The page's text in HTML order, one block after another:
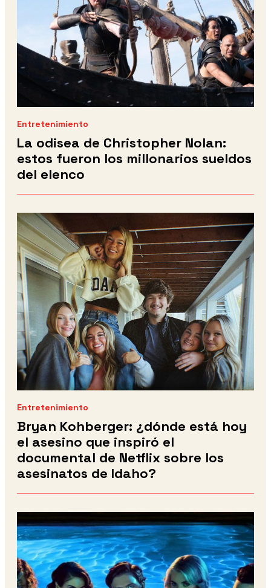
Entretenimiento
La odisea de Christopher Nolan:
estos fueron los millonarios sueldos
del elenco
Entretenimiento
Bryan Kohberger: ¿dónde está hoy
el asesino que inspiró el
documental de Netflix sobre los
asesinatos de Idaho?